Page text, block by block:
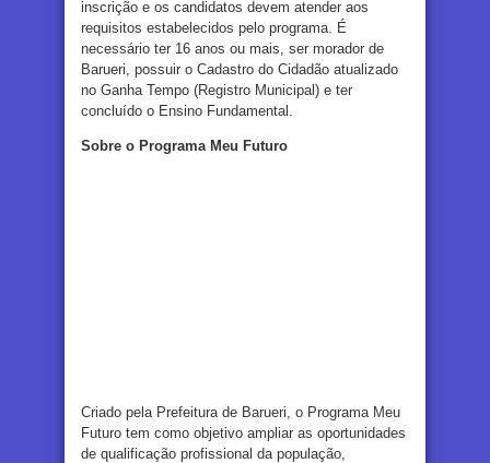
inscrição e os candidatos devem atender aos
requisitos estabelecidos pelo programa. É
necessário ter 16 anos ou mais, ser morador de
Barueri, possuir o Cadastro do Cidadão atualizado
no Ganha Tempo (Registro Municipal) e ter
concluído o Ensino Fundamental.
Sobre o Programa Meu Futuro
Criado pela Prefeitura de Barueri, o Programa Meu
Futuro tem como objetivo ampliar as oportunidades
de qualificação profissional da população,